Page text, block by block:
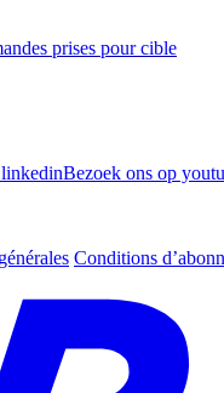
prises pour cible
Bezoek ons op
Conditions